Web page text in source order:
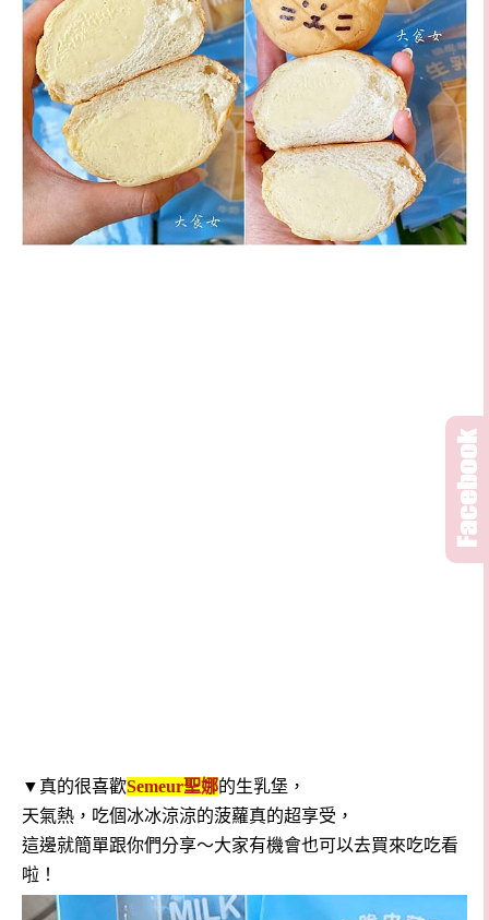
▼真的很喜歡Semeur聖娜的生乳堡，
天氣熱，吃個冰冰涼涼的菠蘿真的超享受，
這邊就簡單跟你們分享～大家有機會也可以去買來吃吃看
啦！